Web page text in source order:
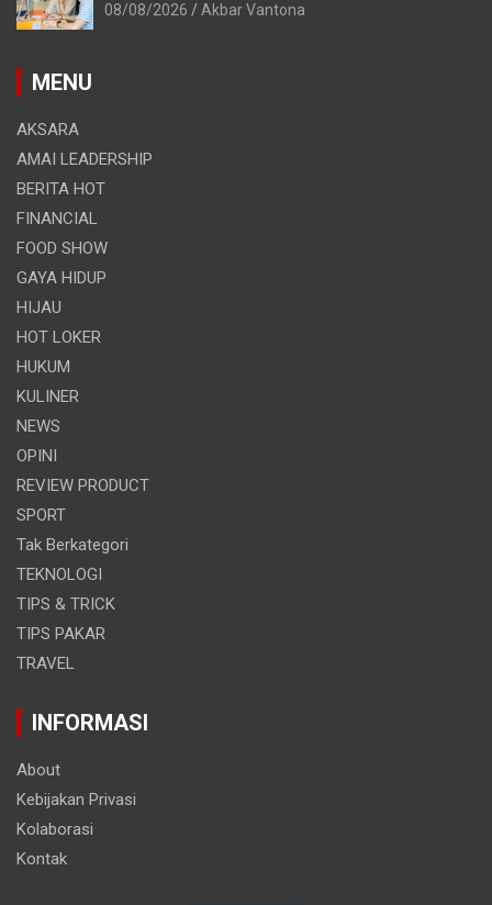
08/08/2026 Akbar Vantona
MENU
AKSARA
AMAI LEADERSHIP
BERITA HOT
FINANCIAL
FOOD SHOW
GAYA HIDUP
HIJAU
HOT LOKER
HUKUM
KULINER
NEWS
OPINI
REVIEW PRODUCT
SPORT
Tak Berkategori
TEKNOLOGI
TIPS & TRICK
TIPS PAKAR
TRAVEL
INFORMASI
About
Kebijakan Privasi
Kolaborasi
Kontak